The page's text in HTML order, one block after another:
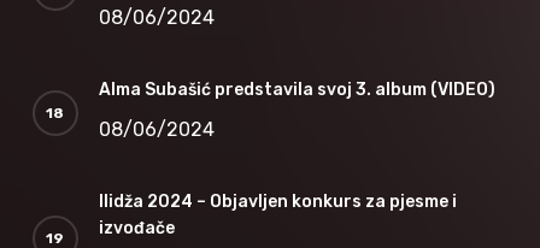
08/06/2024
Alma Subašić predstavila svoj 3. album (VIDEO)
08/06/2024
Ilidža 2024 – Objavljen konkurs za pjesme i
izvođače